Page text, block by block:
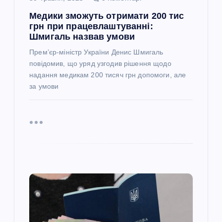
Медики зможуть отримати 200 тис
грн при працевлаштуванні:
Шмигаль назвав умови
Прем’єр-міністр України Денис Шмигаль
повідомив, що уряд узгодив рішення щодо
надання медикам 200 тисяч грн допомоги, але
за умови